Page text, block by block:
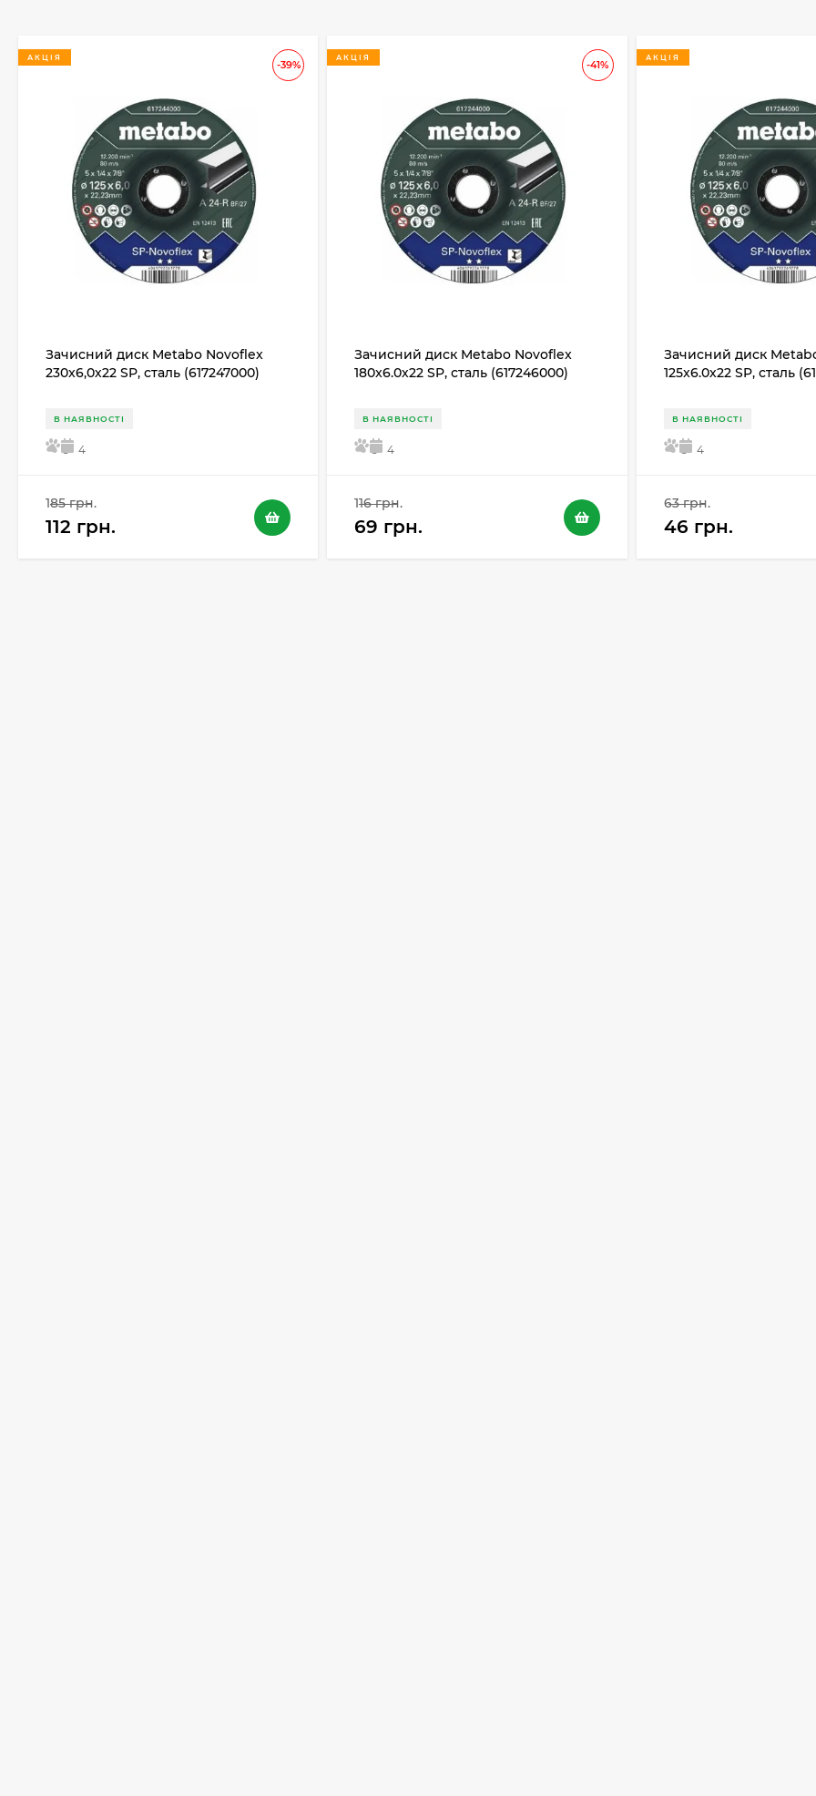
-39%
АКЦІЯ
Зачисний диск Metabo Novoflex
230x6,0х22 SP, сталь (617247000)
В НАЯВНОСТІ
5 4
185 грн.
112 грн.
-41%
АКЦІЯ
Зачисний диск Metabo Novoflex
180x6.0х22 SP, сталь (617246000)
В НАЯВНОСТІ
5 4
116 грн.
69 грн.
АКЦІЯ
Зачисний диск
125x6.0х22 SP, сталь
В НАЯВНОСТІ
5 4
63 грн.
46 грн.